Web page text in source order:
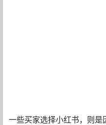
一些买家选择小红书，则